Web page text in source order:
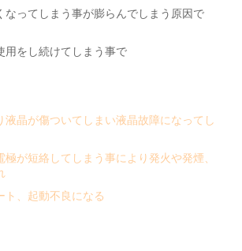
なってしまう事が膨らんでしまう原因で
用をし続けてしまう事で
液晶が傷ついてしまい液晶故障になってし
極が短絡してしまう事により発火や発煙、
ト、起動不良になる